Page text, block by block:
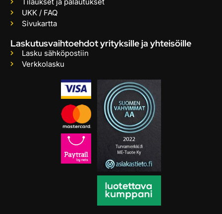
UKK / FAQ
Sivukartta
Laskutusvaihtoehdot yrityksille ja yhteisöille
Lasku sähköpostiin
Verkkolasku